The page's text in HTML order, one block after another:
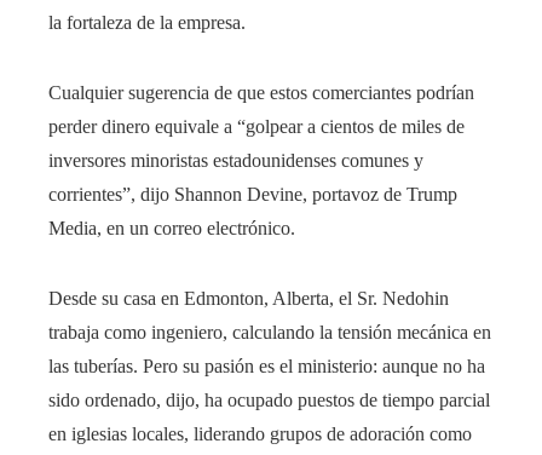
la fortaleza de la empresa.
Cualquier sugerencia de que estos comerciantes podrían
perder dinero equivale a “golpear a cientos de miles de
inversores minoristas estadounidenses comunes y
corrientes”, dijo Shannon Devine, portavoz de Trump
Media, en un correo electrónico.
Desde su casa en Edmonton, Alberta, el Sr. Nedohin
trabaja como ingeniero, calculando la tensión mecánica en
las tuberías. Pero su pasión es el ministerio: aunque no ha
sido ordenado, dijo, ha ocupado puestos de tiempo parcial
en iglesias locales, liderando grupos de adoración como